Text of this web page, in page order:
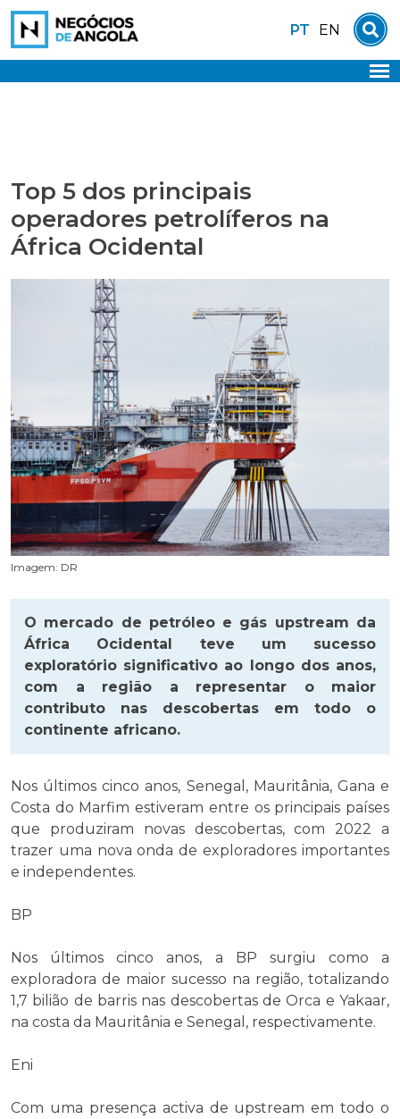
Skip
content
PT EN
Top 5 dos principais
operadores petrolíferos na
África Ocidental
Imagem: DR
O mercado de petróleo e gás upstream da
África Ocidental teve um sucesso
exploratório significativo ao longo dos anos,
com a região a representar o maior
contributo nas descobertas em todo o
continente africano.
Nos últimos cinco anos, Senegal, Mauritânia, Gana e
Costa do Marfim estiveram entre os principais países
que produziram novas descobertas, com 2022 a
trazer uma nova onda de exploradores importantes
e independentes.
BP
Nos últimos cinco anos, a BP surgiu como a
exploradora de maior sucesso na região, totalizando
1,7 bilião de barris nas descobertas de Orca e Yakaar,
na costa da Mauritânia e Senegal, respectivamente.
Eni
Com uma presença activa de upstream em todo o